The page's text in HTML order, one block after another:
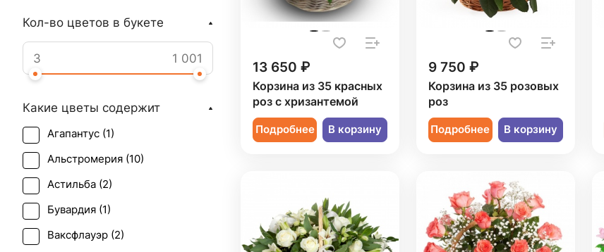
13 650 ₽
Корзина из 35 красных
роз с хризантемой
Подробнее В корзину
9 750 ₽
Корзина из 35 розовых
роз
Подробнее В корзину
Кол-во цветов в букете
Какие цветы содержит
Агапантус (1)
Альстромерия (10)
Астильба (2)
Бувардия (1)
Ваксфлауэр (2)